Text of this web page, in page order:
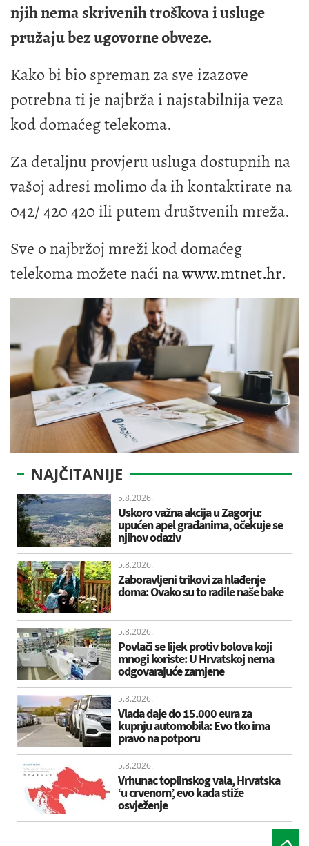
njih nema skrivenih troškova i usluge
pružaju bez ugovorne obveze.
Kako bi bio spreman za sve izazove
potrebna ti je najbrža i najstabilnija veza
kod domaćeg telekoma.
Za detaljnu provjeru usluga dostupnih na
vašoj adresi molimo da ih kontaktirate na
042/ 420 420 ili putem društvenih mreža.
Sve o najbržoj mreži kod domaćeg
telekoma možete naći nawww.mtnet.hr.
NAJČITANIJE
5.8.2026.
Uskoro važna akcija u Zagorju:
upućen apel građanima, očekuje se
njihov odaziv
5.8.2026.
Zaboravljeni trikovi za hlađenje
doma: Ovako su to radile naše bake
5.8.2026.
Povlači se lijek protiv bolova koji
mnogi koriste: U Hrvatskoj nema
odgovarajuće zamjene
5.8.2026.
Vlada daje do 15.000 eura za
kupnju automobila: Evo tko ima
pravo na potporu
5.8.2026.
Vrhunac toplinskog vala, Hrvatska
‘u crvenom’, evo kada stiže
osvježenje